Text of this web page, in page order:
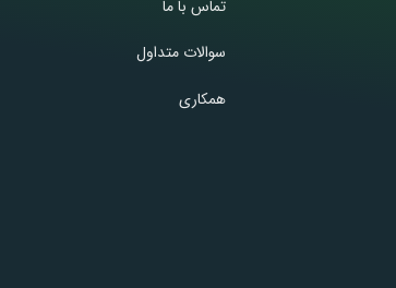
تماس با ما
سوالات متداول
همکاری